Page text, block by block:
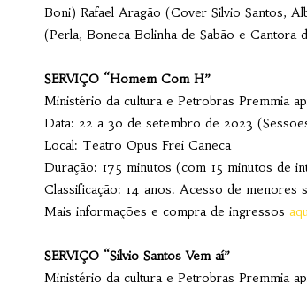
Boni) Rafael Aragão (Cover Silvio Santos,
(Perla, Boneca Bolinha de Sabão e Cantora
SERVIÇO “Homem Com H”
Ministério da cultura e Petrobras Premmia
Data: 22 a 30 de setembro de 2023
Local: Teatro Opus Frei Caneca
Duração: 175 minutos (com 15 minutos de
Classificação: 14 anos. Acesso de menores
Mais informações e compra de ingressos
SERVIÇO “Silvio Santos Vem aí”
Ministério da cultura e Petrobras Premmia